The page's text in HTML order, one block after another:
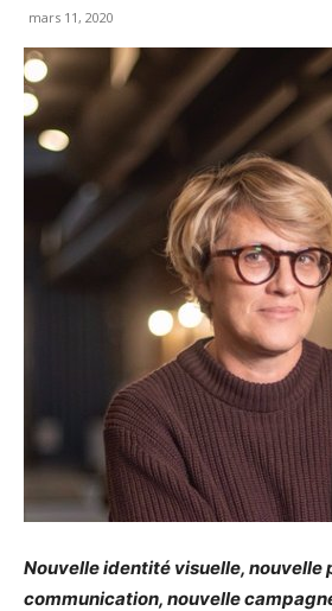
mars 11, 2020
Nouvelle identité visuelle, nouvelle
communication, nouvelle